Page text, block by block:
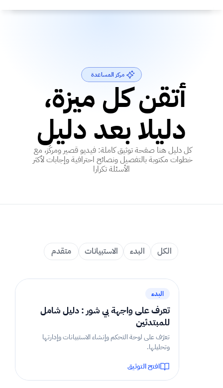
مركز المساعدة
دليلا بعد دليل
الأسئلة تكرارا
متقدم الاستبيانات البدء الكل
البدء
تعرف على واجهة بي شور : دليل شامل
للمبتدئين
تعرّف على لوحة التحكم وإنشاء الاستبيانات وإدارتها
وتحليلها.
افتح التوثيق